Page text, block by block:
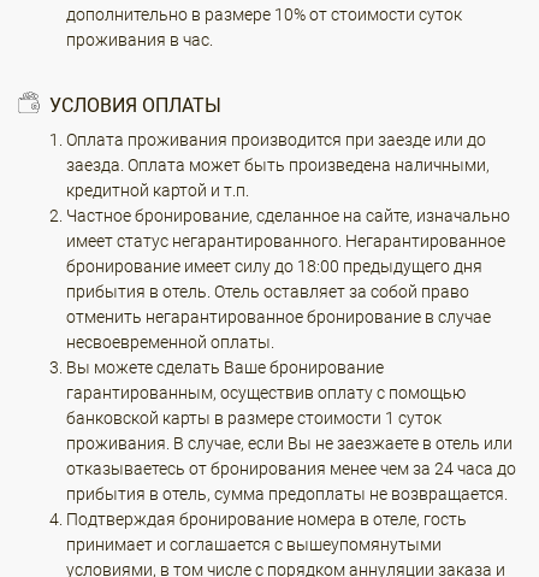
дополнительно в размере 10% от стоимости суток
проживания в час.
УСЛОВИЯ ОПЛАТЫ
Оплата проживания производится при заезде или до
заезда. Оплата может быть произведена наличными,
кредитной картой и т.п.
Частное бронирование, сделанное на сайте, изначально
имеет статус негарантированного. Негарантированное
бронирование имеет силу до 18:00 предыдущего дня
прибытия в отель. Отель оставляет за собой право
отменить негарантированное бронирование в случае
несвоевременной оплаты.
Вы можете сделать Ваше бронирование
гарантированным, осуществив оплату с помощью
банковской карты в размере стоимости 1 суток
проживания. В случае, если Вы не заезжаете в отель или
отказываетесь от бронирования менее чем за 24 часа до
прибытия в отель, сумма предоплаты не возвращается.
Подтверждая бронирование номера в отеле, гость
принимает и соглашается с вышеупомянутыми
условиями, в том числе с порядком аннуляции заказа и